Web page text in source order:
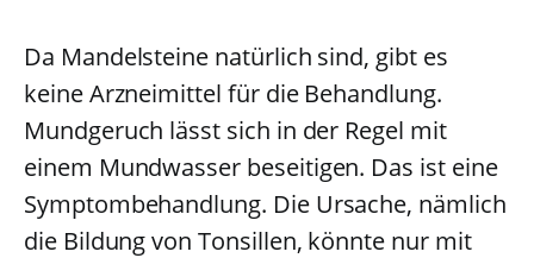
Da Mandelsteine natürlich sind, gibt es
keine Arzneimittel für die Behandlung.
Mundgeruch lässt sich in der Regel mit
einem Mundwasser beseitigen. Das ist eine
Symptombehandlung. Die Ursache, nämlich
die Bildung von Tonsillen, könnte nur mit